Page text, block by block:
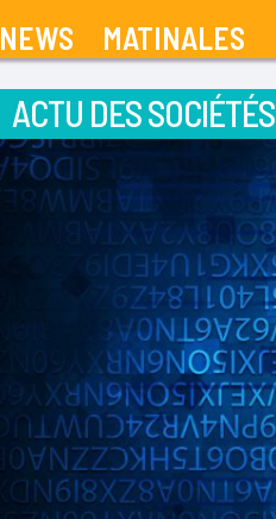
NEWS MATINALES
ACTU DES SOCIÉTÉS